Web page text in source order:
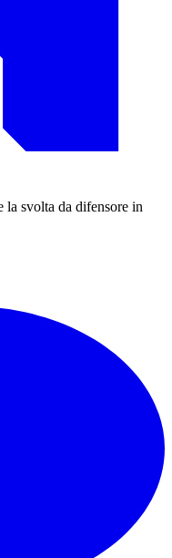
svolta da difensore in